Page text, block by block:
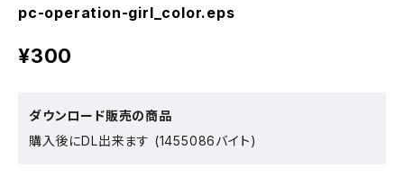
pc-operation-girl_color.eps
¥300
ダウンロード販売の商品
購入後にDL出来ます (1455086バイト)